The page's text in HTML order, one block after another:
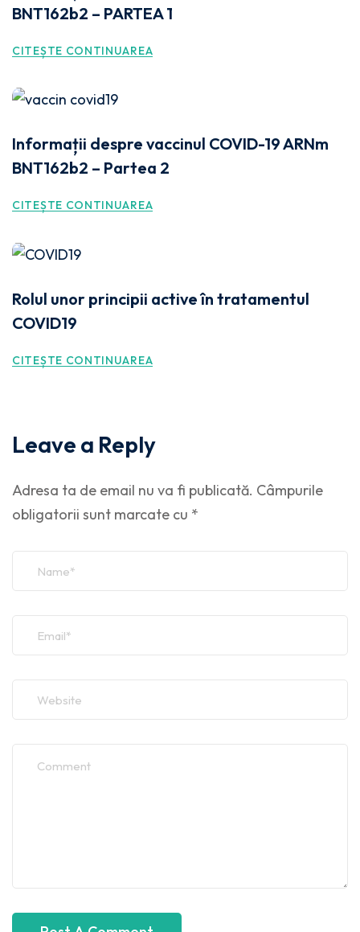
BNT162b2 – PARTEA 1
CITEȘTE CONTINUAREA
Informații despre vaccinul COVID-19 ARNm
BNT162b2 – Partea 2
CITEȘTE CONTINUAREA
Rolul unor principii active în tratamentul
COVID19
CITEȘTE CONTINUAREA
Leave a Reply
Adresa ta de email nu va fi publicată. Câmpurile
obligatorii sunt marcate cu *